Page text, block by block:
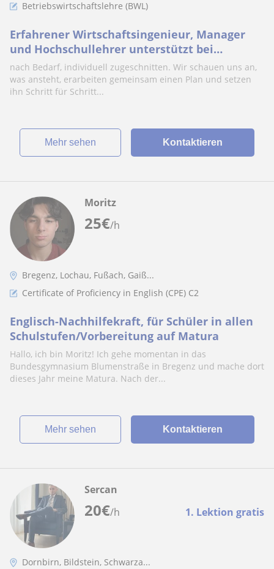
Betriebswirtschaftslehre (BWL)
Erfahrener Wirtschaftsingenieur, Manager
und Hochschullehrer unterstützt bei
Prüfungsvorbereitung und Abschlussarbeiten
nach Bedarf, individuell zugeschnitten. Wir schauen uns an,
was ansteht, erarbeiten gemeinsam einen Plan und setzen
ihn Schritt für Schritt...
Mehr sehen Kontaktieren
25€/h
Moritz
Bregenz, Lochau, Fußach, Gaiß...
Certificate of Proficiency in English (CPE) C2
Englisch-Nachhilfekraft, für Schüler in allen
Schulstufen/Vorbereitung auf Matura
Hallo, ich bin Moritz! Ich gehe momentan in das
Bundesgymnasium Blumenstraße in Bregenz und mache dort
dieses Jahr meine Matura. Nach der...
Mehr sehen Kontaktieren
20€/h 1. Lektion gratis
Sercan
Dornbirn, Bildstein, Schwarza...